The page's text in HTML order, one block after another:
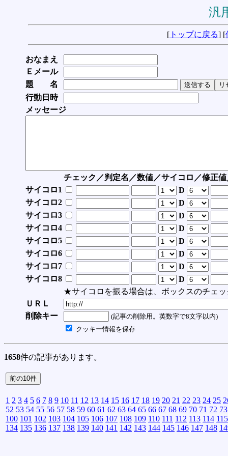
汎
[ トップに戻る] [
おなまえ
Ｅメール
題 名
行動日時
メッセージ
チェック／判定名／数値／サイコロ／修正
サイコロ1
D
サイコロ2
D
サイコロ3
D
サイコロ4
D
サイコロ5
D
サイコロ6
D
サイコロ7
D
サイコロ8
D
★サイコロを振る場合は、ボックスのチェッ
ＵＲＬ
削除キー
(記事の削除用。英数字で8文字以内)
クッキー情報を保存
1658件の記事があります。
1 2 3 4 5 6 7 8 9 10 11 12 13 14 15 16 17 18 19 20 21 22 23 24 25
52 53 54 55 56 57 58 59 60 61 62 63 64 65 66 67 68 69 70 71 72 73
100 101 102 103 104 105 106 107 108 109 110 111 112 113 114 115
134 135 136 137 138 139 140 141 142 143 144 145 146 147 148